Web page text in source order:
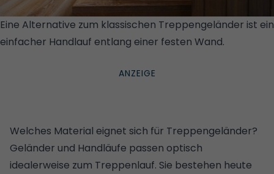
Eine Alternative zum klassischen Treppengeländer ist ein
einfacher Handlauf entlang einer festen Wand.
Welches Material eignet sich für Treppengeländer?
Geländer und Handläufe passen optisch
idealerweise zum Treppenlauf. Sie bestehen heute